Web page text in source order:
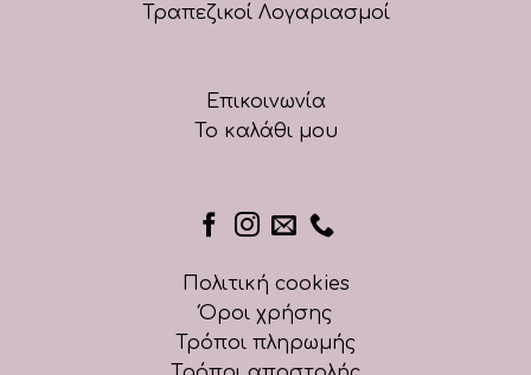
Τραπεζικοί Λογαριασμοί
Επικοινωνία
Το καλάθι μου
Πολιτική cookies
Όροι χρήσης
Τρόποι πληρωμής